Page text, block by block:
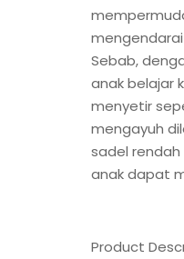
Sebab,
anak belajar
menyetir
mengayuh
sadel
anak dapat
Product